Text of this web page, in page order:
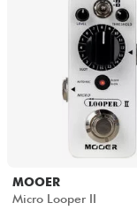
MOOER
Micro Looper II